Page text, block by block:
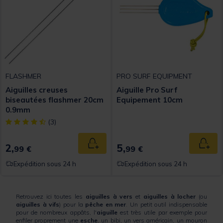
FLASHMER
Aiguilles creuses
biseautées flashmer 20cm
0.9mm
[object Object] out of 5 Customer Rating
(3)
2,99 € Ajouter au panier
Expédition sous 24 h
PRO SURF EQUIPMENT
Aiguille Pro Surf
Equipement 10cm
5,99 €
Expédition sous 24 h
Retrouvez ici toutes les aiguilles à vers et aiguilles à locher (ou
aiguilles à vifs) pour la pêche en mer. Un petit outil indispensable
pour de nombreux appâts, l'aiguilleest très utile par exemple pour
enfiler proprement une esche, un bibi, un vers américain, un mouron